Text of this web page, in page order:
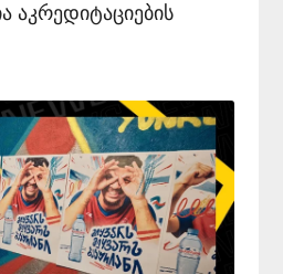
აკრედიტაციების